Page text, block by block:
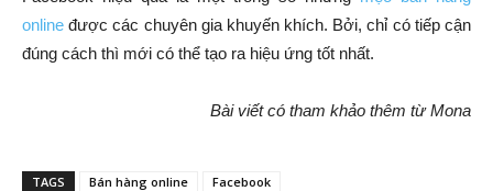
online được các chuyên gia khuyến khích. Bởi, chỉ có tiếp cận
đúng cách thì mới có thể tạo ra hiệu ứng tốt nhất.
Bài viết có tham khảo thêm từ Mona
TAGS Bán hàng online Facebook